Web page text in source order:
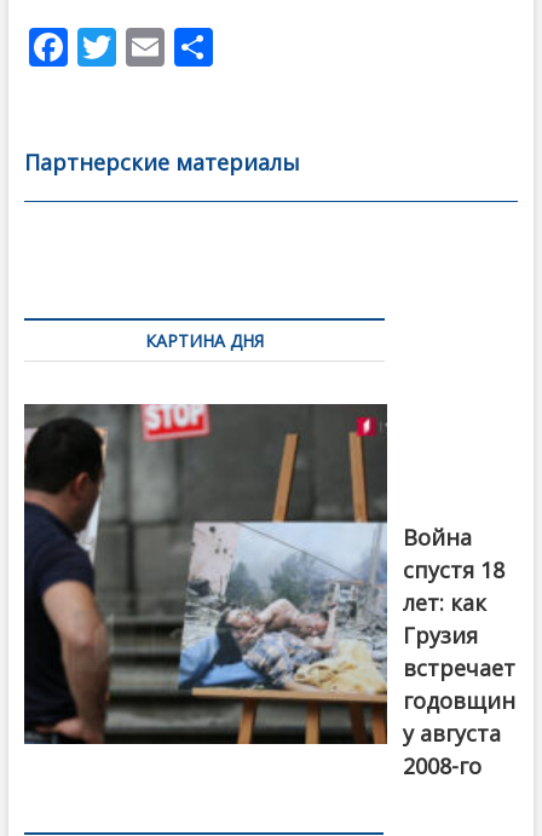
F
b
o
T
er
E
l
О
а
в
Партнерские материалы
по
записямКАРТИНА ДНЯ
года. Фото:
Первый канал
Война
спустя 18
лет: как
Грузия
встречает
годовщин
у августа
2008-го